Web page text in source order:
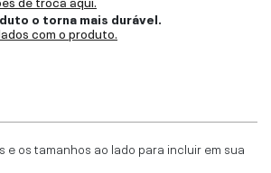
o torna mais durável.
com o produto.
e os tamanhos ao lado para incluir em sua